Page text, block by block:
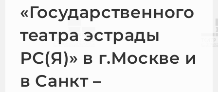
«Государственного
театра эстрады
РС(Я)» в г.Москве и
в Санкт –